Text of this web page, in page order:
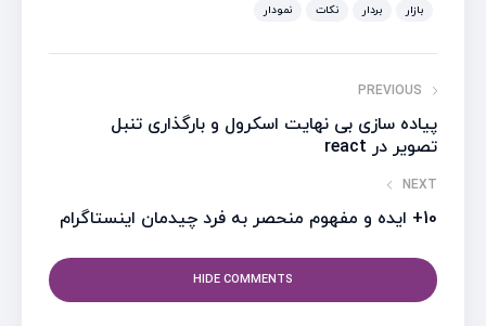
بازار بردار نکات نمودار
PREVIOUS
پیاده سازی بی نهایت اسکرول و بارگذاری تنبل
تصویر در react
NEXT
10+ ایده و مفهوم منحصر به فرد چیدمان اینستاگرام
HIDE COMMENTS